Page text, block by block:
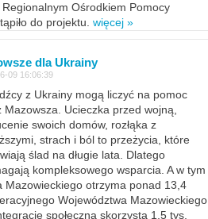
Ośrodkiem Pomocy
do projektu. więcej »
dla Ukrainy
09 16:06:39
z Ukrainy mogą liczyć na pomoc
Mazowsza. Ucieczka przed wojną,
swoich domów, rozłąka z
strach i ból to przeżycia, które
ślad na długie lata. Dlatego
kompleksowego wsparcia. A w tym
otrzyma ponad 13,4
Województwa Mazowieckiego
społeczną skorzysta 1,5 tys.